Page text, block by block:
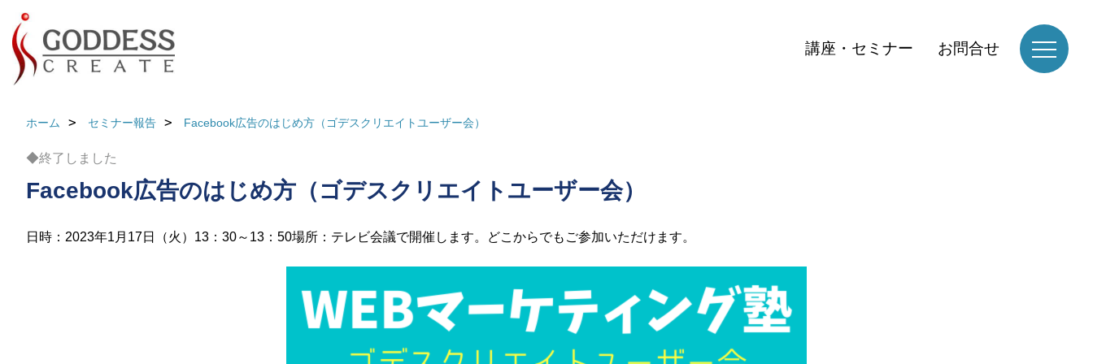
講座・セミナー お問合せ
ホーム セミナー報告 Facebook広告のはじめ方（ゴデスクリエイトユーザー会）
◆終了しました
Facebook広告のはじめ方（ゴデスクリエイトユーザー会）
日時：2023年1月17日（火）13：30～13：50場所：テレビ会議で開催します。どこからでもご参加いただけます。